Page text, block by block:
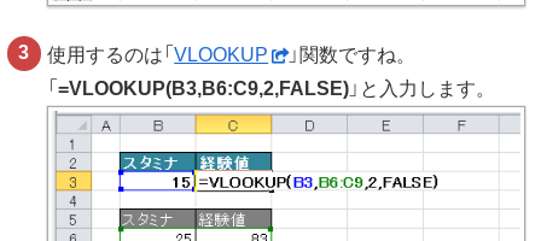
使用するのは「VLOOKUP
」関数ですね。
「=VLOOKUP(B3,B6:C9,2,FALSE) 」と入力します。